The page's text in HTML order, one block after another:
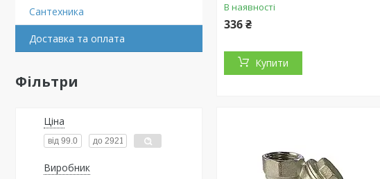
Сантехника
Доставка та оплата
Фільтри
Ціна
Виробник
В наявності
336 ₴
Купити